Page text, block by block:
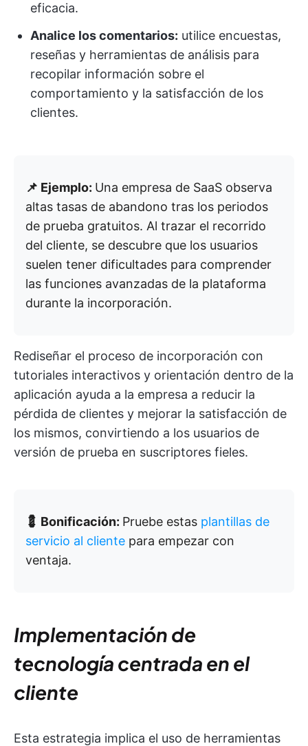
eficacia.
Analice los comentarios: utilice encuestas,
reseñas y herramientas de análisis para
recopilar información sobre el
comportamiento y la satisfacción de los
clientes.
📌 Ejemplo: Una empresa de SaaS observa
altas tasas de abandono tras los periodos
de prueba gratuitos. Al trazar el recorrido
del cliente, se descubre que los usuarios
suelen tener dificultades para comprender
las funciones avanzadas de la plataforma
durante la incorporación.
Rediseñar el proceso de incorporación con
tutoriales interactivos y orientación dentro de la
aplicación ayuda a la empresa a reducir la
pérdida de clientes y mejorar la satisfacción de
los mismos, convirtiendo a los usuarios de
versión de prueba en suscriptores fieles.
💈 Bonificación: Pruebe estas plantillas de
servicio al cliente para empezar con
ventaja.
Implementación de
tecnología centrada en el
cliente
Esta estrategia implica el uso de herramientas